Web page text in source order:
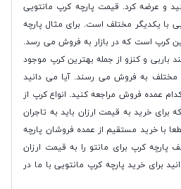
و عرضه کرد. قیمت پارچه کرپ مانتویی
با یکدیگر مختلف است. برای مثال پارچه
کرپ است که در بازار به فروش می رسد.
باربی و کنزو از جمله بهترین کرپ موجود
مختلف به فروش می رسند. آیا می دانید
عمده فروش مراجعه کنید. انواع کرپ از
برای خرید به قیمت ارزان باید به تاجران
با خرید مستقیم از عمده فروشان پارچه
کرپ برای مانتو را به قیمت ارزان
برای خرید پارچه کرپ مانتویی با ما در